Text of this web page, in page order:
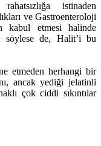
istinaden
ve Gastroenteroloji
kabul etmesi halinde
söylese de, Halit’i bu
etmeden herhangi bir
ancak yediği jelatinli
çok ciddi sıkıntılar